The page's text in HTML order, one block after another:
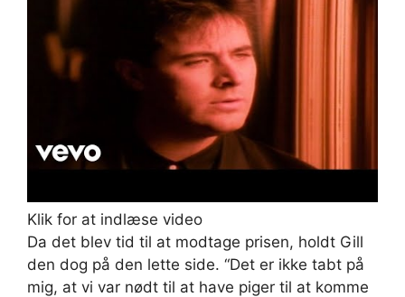
Klik for at indlæse video
Da det blev tid til at modtage prisen, holdt Gill
den dog på den lette side. “Det er ikke tabt på
mig, at vi var nødt til at have piger til at komme